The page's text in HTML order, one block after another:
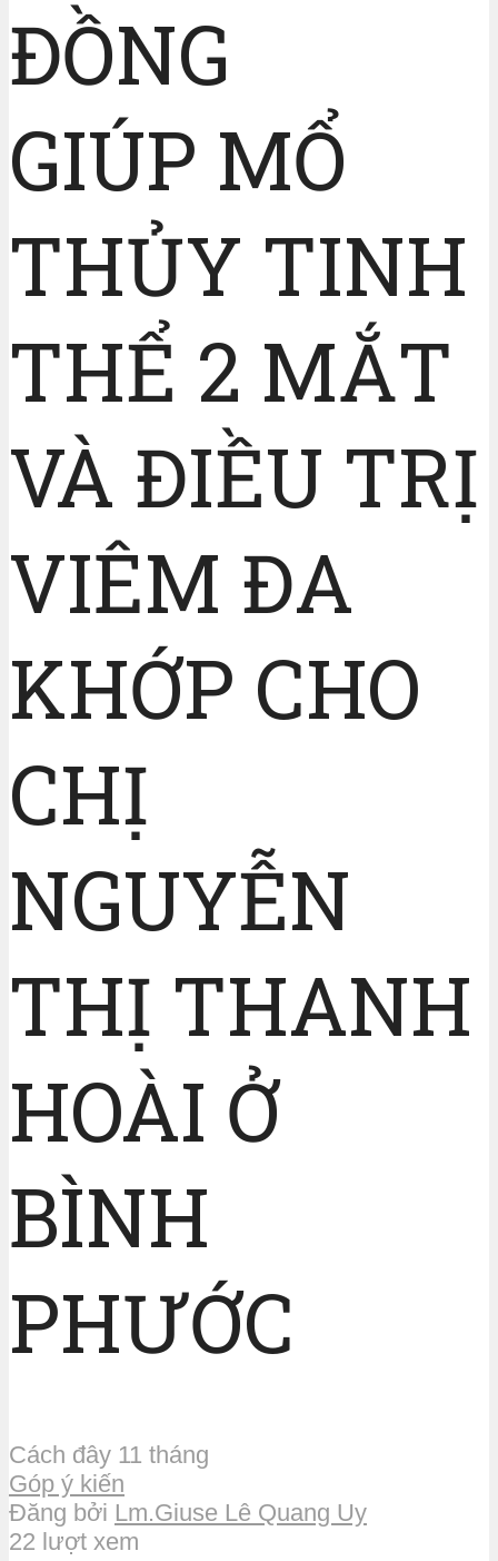
ĐỒNG
GIÚP MỔ
THỦY TINH
THỂ 2 MẮT
VÀ ĐIỀU TRỊ
VIÊM ĐA
KHỚP CHO
CHỊ
NGUYỄN
THỊ THANH
HOÀI Ở
BÌNH
PHƯỚC
Cách đây 11 tháng
Góp ý kiến
Đăng bởi Lm.Giuse Lê Quang Uy
22 lượt xem